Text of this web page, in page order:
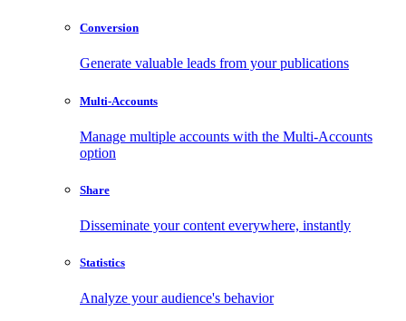
Conversion
Generate valuable leads from your publications
Multi-Accounts
Manage multiple accounts with the Multi-Accounts
option
Share
Disseminate your content everywhere, instantly
Statistics
Analyze your audience's behavior